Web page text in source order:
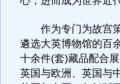
作为专门为故宫策
遴选大英博物馆的百
十余件(套)藏品配合
英国与欧洲、英国与